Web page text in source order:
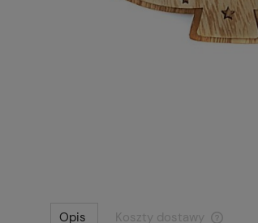
Opis Koszty dostawy